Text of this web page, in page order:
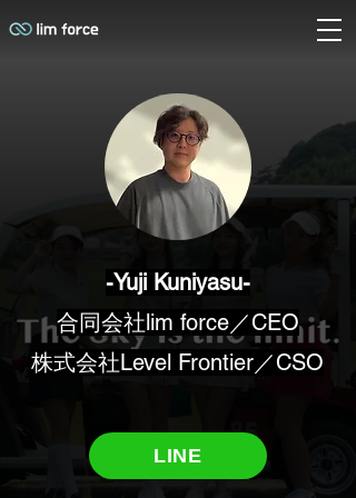
​-Yuji Kuniyasu-
合同会社lim force／CEO
株式会社​Level Frontier／CSO
LINE